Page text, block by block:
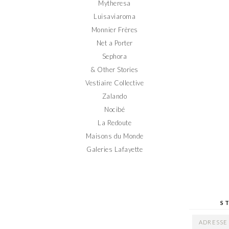
Mytheresa
Luisaviaroma
Monnier Frères
Net a Porter
Sephora
& Other Stories
Vestiaire Collective
Zalando
Nocibé
La Redoute
Maisons du Monde
Galeries Lafayette
ADRESSE